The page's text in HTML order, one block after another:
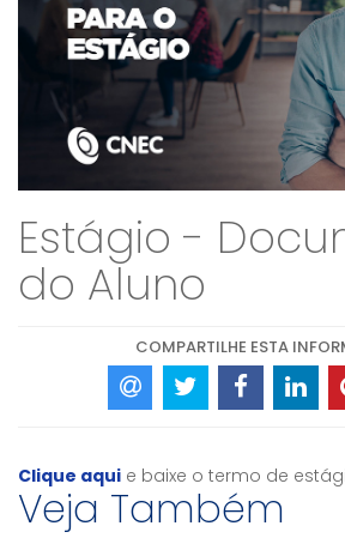
Estágio -
do Aluno
COMPARTILHE ESTA
Clique aqui e baixe o termo de
Veja Também